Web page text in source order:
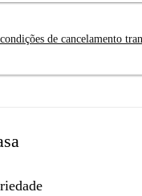
de cancelamento